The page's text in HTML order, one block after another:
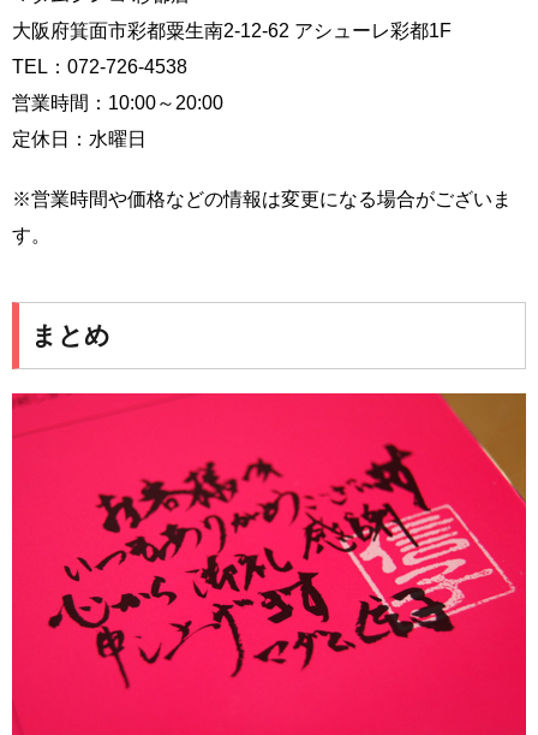
大阪府箕面市彩都粟生南2-12-62 アシューレ彩都1F
TEL：072-726-4538
営業時間：10:00～20:00
定休日：水曜日
※営業時間や価格などの情報は変更になる場合がございま
す。
まとめ